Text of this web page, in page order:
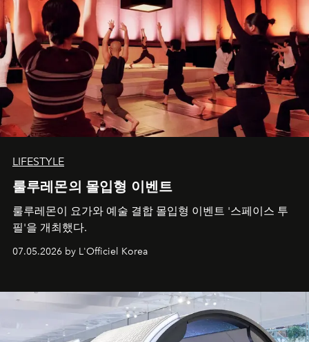
LIFESTYLE
룰루레몬의 몰입형 이벤트
룰루레몬이 요가와 예술 결합 몰입형 이벤트 '스페이스 투
필'을 개최했다.
07.05.2026 by L'Officiel Korea